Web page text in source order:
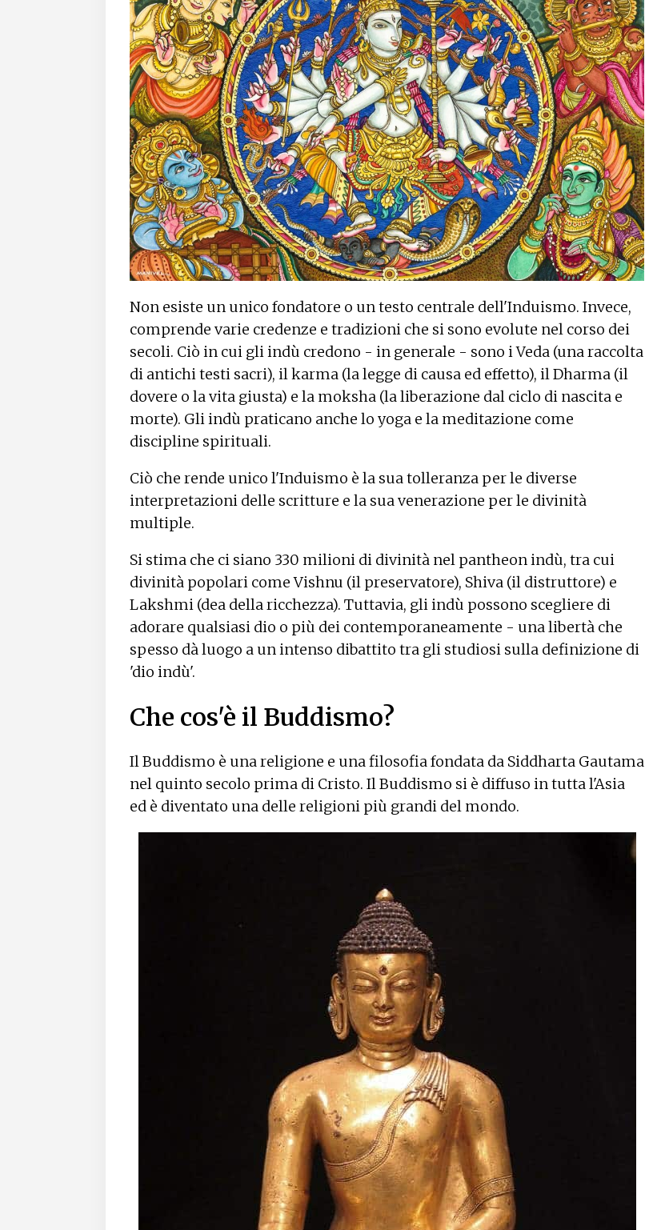
Non esiste un unico fondatore o un testo centrale dell'Induismo. Invece,
comprende varie credenze e tradizioni che si sono evolute nel corso dei
secoli. Ciò in cui gli indù credono - in generale - sono i Veda (una raccolta
di antichi testi sacri), il karma (la legge di causa ed effetto), il Dharma (il
dovere o la vita giusta) e la moksha (la liberazione dal ciclo di nascita e
morte). Gli indù praticano anche lo yoga e la meditazione come
discipline spirituali.
Ciò che rende unico l'Induismo è la sua tolleranza per le diverse
interpretazioni delle scritture e la sua venerazione per le divinità
multiple.
Si stima che ci siano 330 milioni di divinità nel pantheon indù, tra cui
divinità popolari come Vishnu (il preservatore), Shiva (il distruttore) e
Lakshmi (dea della ricchezza). Tuttavia, gli indù possono scegliere di
adorare qualsiasi dio o più dei contemporaneamente - una libertà che
spesso dà luogo a un intenso dibattito tra gli studiosi sulla definizione di
'dio indù'.
Che cos'è il Buddismo?
Il Buddismo è una religione e una filosofia fondata da Siddharta Gautama
nel quinto secolo prima di Cristo. Il Buddismo si è diffuso in tutta l'Asia
ed è diventato una delle religioni più grandi del mondo.